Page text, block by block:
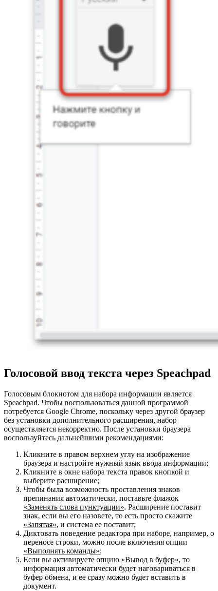
Голосовой ввод текста через Speachpad
Голосовым блокнотом для набора информации является
Speachpad. Чтобы воспользоваться данной программой
потребуется Google Chrome, поскольку через другой браузер
без установки дополнительного расширения, набор
осуществляется некорректно. После установки браузера
воспользуйтесь дальнейшими рекомендациями:
Кликните в правом верхнем углу на изображение
браузера и настройте нужный язык ввода информации;
Кликните в окне набора текста правок кнопкой и
выберите расширение;
Чтобы была возможность проставления знаков
препинания автоматически, поставьте флажок
«Заменять слова пунктуации». Расширение поставит
знак, если вы его назовете, то есть просто скажите
«Запятая», и система ее поставит;
Диктовать поведение редактора при наборе, например, о
переносе строки, можно после включения опции
«Выполнять команды»;
Если вы активируете опцию «Вывод в буфер», то
информация автоматически будет наговариваться в
буфер обмена, и ее сразу можно будет вставить в
документ.